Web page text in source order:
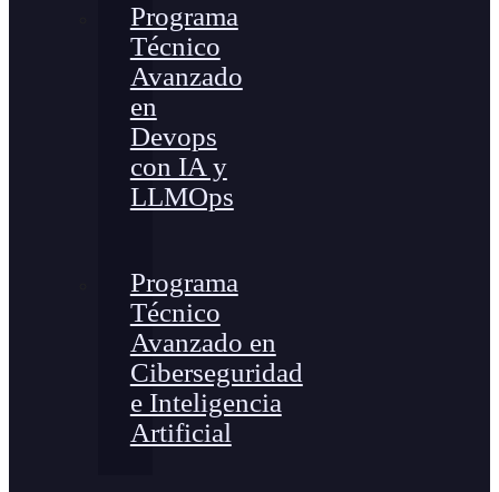
Programa
Técnico
Avanzado
en
Devops
con IA y
LLMOps
Programa
Técnico
Avanzado en
Ciberseguridad
e Inteligencia
Artificial